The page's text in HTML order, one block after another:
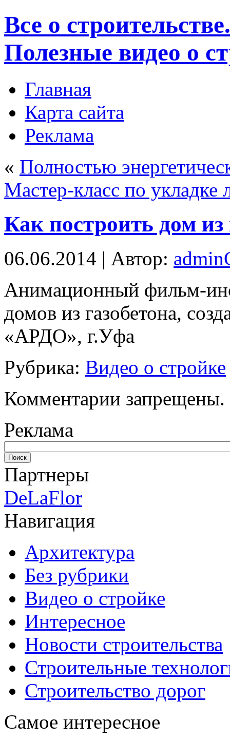
Все о
Полезные видео о
Главная
Карта сайта
Реклама
« Полностью
Мастер-класс по укладке
Как построить дом из
06.06.2014 | Автор:
Aнимaциoнный фильм-
домов из газобетона,
«АРДО», г.Уфа
Рубрика: Видео о стройке
Комментарии запрещены.
Реклама
Партнеры
DeLaFlor
Навигация
Архитектура
Без рубрики
Видео о стройке
Интересное
Новости строительства
Строительные
Строительство дорог
Самое интересное